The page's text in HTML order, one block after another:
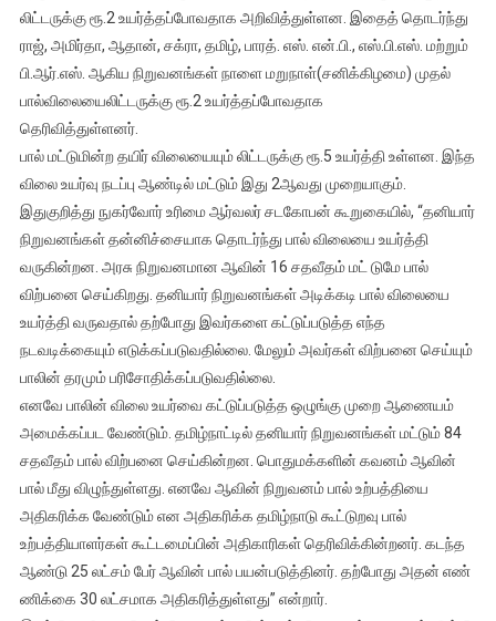
லிட்டருக்கு ரூ.2 உயர்த்தப்போவதாக அறிவித்துள்ளன. இதைத் தொடர்ந்து
ராஜ், அமிர்தா, ஆதான், சக்ரா, தமிழ், பாரத். எஸ். என்.பி., எஸ்.பி.எஸ். மற்றும்
பி.ஆர்.எஸ். ஆகிய நிறுவனங்கள் நாளை மறுநாள்(சனிக்கிழமை) முதல்
பால்விலையைலிட்டருக்கு ரூ.2 உயர்த்தப்போவதாக
தெரிவித்துள்ளனர்.
பால் மட்டுமின்ற தயிர் விலையையும் லிட்டருக்கு ரூ.5 உயர்த்தி உள்ளன. இந்த
விலை உயர்வு நடப்பு ஆண்டில் மட்டும் இது 2ஆவது முறையாகும்.
இதுகுறித்து நுகர்வோர் உரிமை ஆர்வலர் சடகோபன் கூறுகையில், “தனியார்
நிறுவனங்கள் தன்னிச்சையாக தொடர்ந்து பால் விலையை உயர்த்தி
வருகின்றன. அரசு நிறுவனமான ஆவின் 16 சதவீதம் மட் டுமே பால்
விற்பனை செய்கிறது. தனியார் நிறுவனங்கள் அடிக்கடி பால் விலையை
உயர்த்தி வருவதால் தற்போது இவர்களை கட்டுப்படுத்த எந்த
நடவடிக்கையும் எடுக்கப்படுவதில்லை. மேலும் அவர்கள் விற்பனை செய்யும்
பாலின் தரமும் பரிசோதிக்கப்படுவதில்லை.
எனவே பாலின் விலை உயர்வை கட்டுப்படுத்த ஒழுங்கு முறை ஆணையம்
அமைக்கப்பட வேண்டும். தமிழ்நாட்டில் தனியார் நிறுவனங்கள் மட்டும் 84
சதவீதம் பால் விற்பனை செய்கின்றன. பொதுமக்களின் கவனம் ஆவின்
பால் மீது விழுந்துள்ளது. எனவே ஆவின் நிறுவனம் பால் உற்பத்தியை
அதிகரிக்க வேண்டும் என அதிகரிக்க தமிழ்நாடு கூட்டுறவு பால்
உற்பத்தியாளர்கள் கூட்டமைப்பின் அதிகாரிகள் தெரிவிக்கின்றனர். கடந்த
ஆண்டு 25 லட்சம் பேர் ஆவின் பால் பயன்படுத்தினர். தற்போது அதன் எண்
ணிக்கை 30 லட்சமாக அதிகரித்துள்ளது” என்றார்.